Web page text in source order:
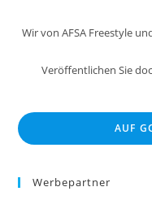
Wir von AFSA Freestyle
Veröffentlichen Sie
AUF
Werbepartner